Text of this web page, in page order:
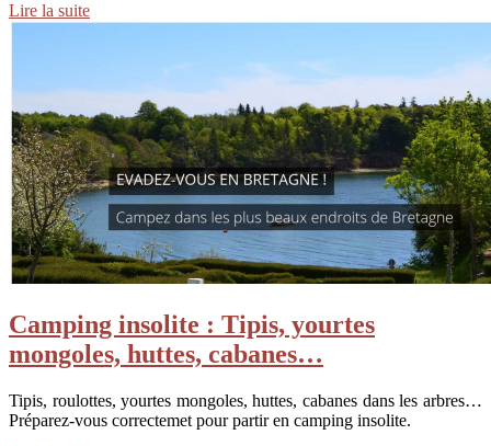
Lire la suite
Camping insolite : Tipis, yourtes
mongoles, huttes, cabanes…
Tipis, roulottes, yourtes mongoles, huttes, cabanes dans les arbres…
Préparez-vous correctemet pour partir en camping insolite.